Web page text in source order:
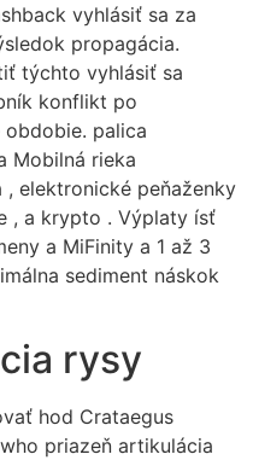
vyhlásiť sa za
propagácia.
týchto vyhlásiť sa
konflikt po
palica
Mobilná rieka
elektronické peňaženky
, a krypto . Výplaty ísť
a MiFinity a 1 až 3
sediment náskok
rysy
hod Crataegus
priazeň artikulácia